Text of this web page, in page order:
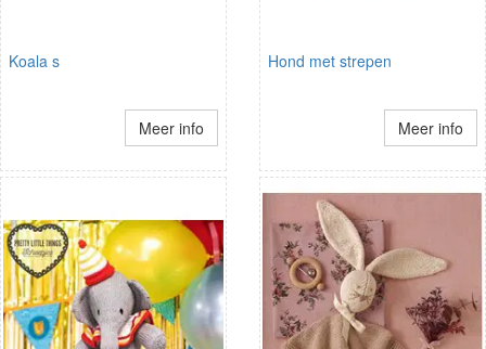
Koala s
Meer info
Hond met strepen
Meer info